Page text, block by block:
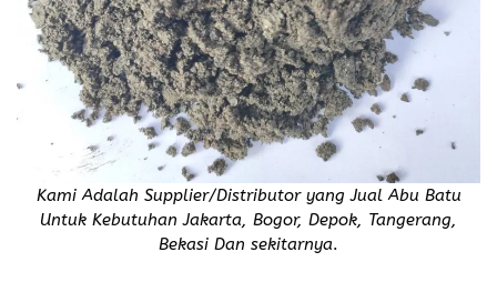
Kami Adalah Supplier/Distributor yang Jual Abu Batu
Untuk Kebutuhan Jakarta, Bogor, Depok, Tangerang,
Bekasi Dan sekitarnya.